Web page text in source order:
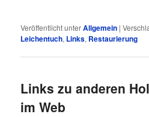
Veröffentlicht unterAllgemein |
Leichentuch, Links, Restaurierung
Links zu anderen
im Web